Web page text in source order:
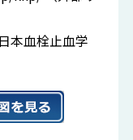
本血栓止血学